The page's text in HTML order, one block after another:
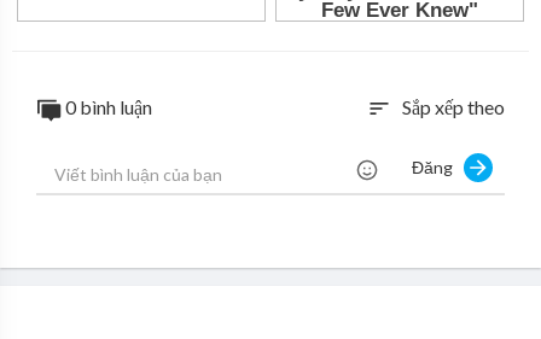
0 bình luận sort Sắp xếp theo
Đăng